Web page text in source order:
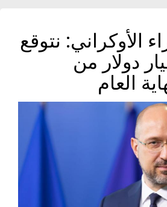
الأوكراني: نتوقع
16 مليار دولار من
العام